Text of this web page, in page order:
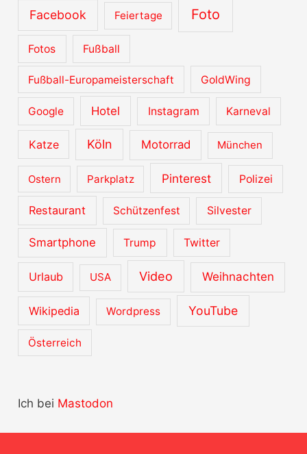
Facebook Feiertage Foto
Fotos Fußball
Fußball-Europameisterschaft GoldWing
Google Hotel Instagram Karneval
Katze Köln Motorrad München
Ostern Parkplatz Pinterest Polizei
Restaurant Schützenfest Silvester
Smartphone Trump Twitter
Urlaub USA Video Weihnachten
Wikipedia Wordpress YouTube
Österreich
Ich bei Mastodon